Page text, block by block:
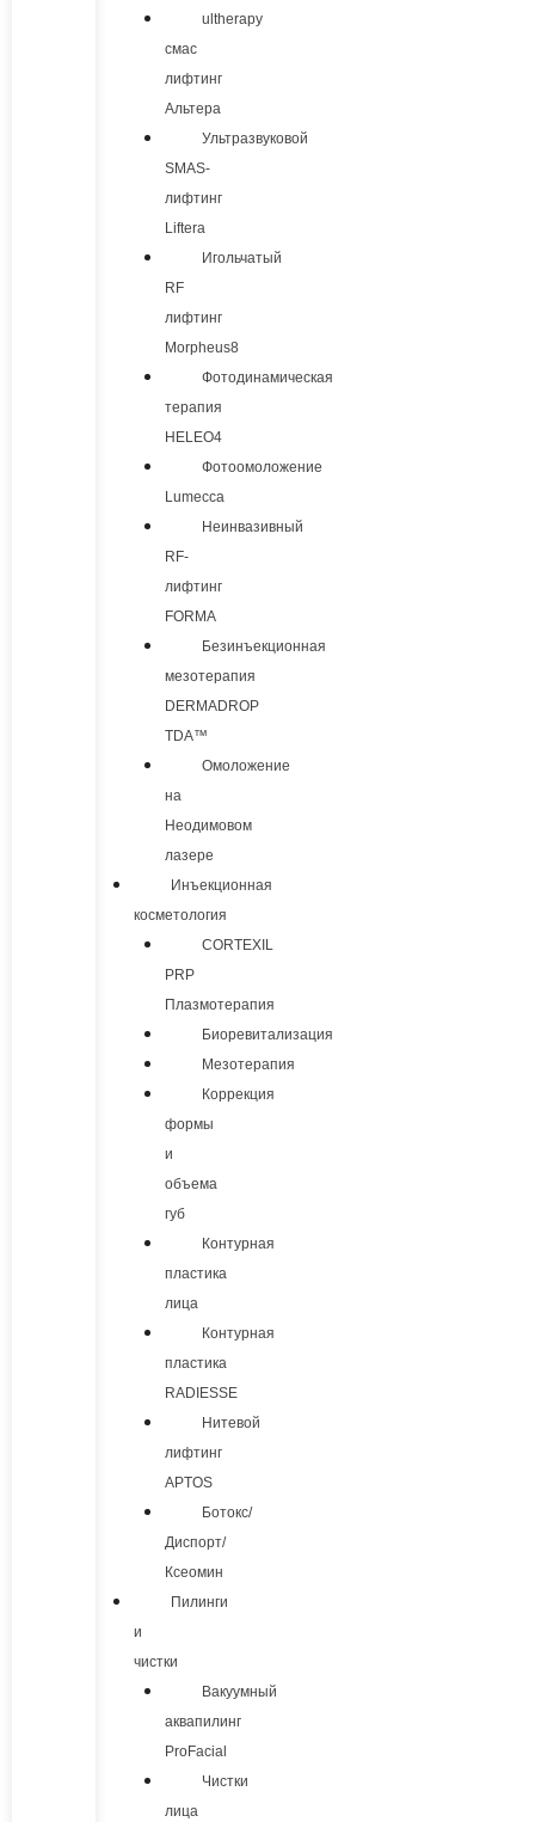
ultherapy
смас
лифтинг
Альтера
Ультразвуковой
SMAS-
лифтинг
Liftera
Игольчатый
RF
лифтинг
Morpheus8
Фотодинамическая
терапия
HELEO4
Фотоомоложение
Lumecca
Неинвазивный
RF-
лифтинг
FORMA
Безинъекционная
мезотерапия
DERMADROP
TDA™
Омоложение
на
Неодимовом
лазере
Инъекционная
косметология
CORTEXIL
PRP
Плазмотерапия
Биоревитализация
Мезотерапия
Коррекция
формы
и
объема
губ
Контурная
пластика
лица
Контурная
пластика
RADIESSE
Нитевой
лифтинг
APTOS
Ботокс/
Диспорт/
Ксеомин
Пилинги
и
чистки
Вакуумный
аквапилинг
ProFacial
Чистки
лица